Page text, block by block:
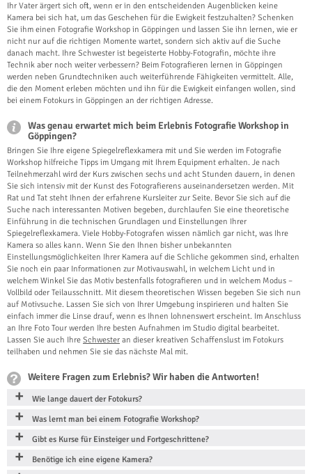
Ihr Vater ärgert sich oft, wenn er in den entscheidenden Augenblicken keine
Kamera bei sich hat, um das Geschehen für die Ewigkeit festzuhalten? Schenken
Sie ihm einen Fotografie Workshop in Göppingen und lassen Sie ihn lernen, wie er
nicht nur auf die richtigen Momente wartet, sondern sich aktiv auf die Suche
danach macht. Ihre Schwester ist begeisterte Hobby-Fotografin, möchte ihre
Technik aber noch weiter verbessern? Beim Fotografieren lernen in Göppingen
werden neben Grundtechniken auch weiterführende Fähigkeiten vermittelt. Alle,
die den Moment erleben möchten und ihn für die Ewigkeit einfangen wollen, sind
bei einem Fotokurs in Göppingen an der richtigen Adresse.
Was genau erwartet mich beim Erlebnis Fotografie Workshop in
Göppingen?
Bringen Sie Ihre eigene Spiegelreflexkamera mit und Sie werden im Fotografie
Workshop hilfreiche Tipps im Umgang mit Ihrem Equipment erhalten. Je nach
Teilnehmerzahl wird der Kurs zwischen sechs und acht Stunden dauern, in denen
Sie sich intensiv mit der Kunst des Fotografierens auseinandersetzen werden. Mit
Rat und Tat steht Ihnen der erfahrene Kursleiter zur Seite. Bevor Sie sich auf die
Suche nach interessanten Motiven begeben, durchlaufen Sie eine theoretische
Einführung in die technischen Grundlagen und Einstellungen Ihrer
Spiegelreflexkamera. Viele Hobby-Fotografen wissen nämlich gar nicht, was Ihre
Kamera so alles kann. Wenn Sie den Ihnen bisher unbekannten
Einstellungsmöglichkeiten Ihrer Kamera auf die Schliche gekommen sind, erhalten
Sie noch ein paar Informationen zur Motivauswahl, in welchem Licht und in
welchem Winkel Sie das Motiv bestenfalls fotografieren und in welchem Modus –
Vollbild oder Teilausschnitt. Mit diesem theoretischen Wissen begeben Sie sich nun
auf Motivsuche. Lassen Sie sich von Ihrer Umgebung inspirieren und halten Sie
einfach immer die Linse drauf, wenn es Ihnen lohnenswert erscheint. Im Anschluss
an Ihre Foto Tour werden Ihre besten Aufnahmen im Studio digital bearbeitet.
Lassen Sie auch Ihre Schwester an dieser kreativen Schaffenslust im Fotokurs
teilhaben und nehmen Sie sie das nächste Mal mit.
Weitere Fragen zum Erlebnis? Wir haben die Antworten!
Wie lange dauert der Fotokurs?
Was lernt man bei einem Fotografie Workshop?
Gibt es Kurse für Einsteiger und Fortgeschrittene?
Benötige ich eine eigene Kamera?